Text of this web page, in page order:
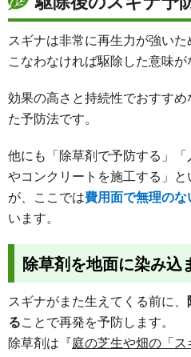
スギナは非常に再生力が強い
こなわなければ駆除した意味が
効果の高さと持続性でおすすめ
た予防法です。
他にも「除草剤で予防する」
やコンクリートを施工する」
が、ここでは費用面で無理のな
います。
除草剤を地面に染み込
スギナがまた生えてくる前に、
ることで再発を予防します。
除草剤は『庭の芝生や畑の「